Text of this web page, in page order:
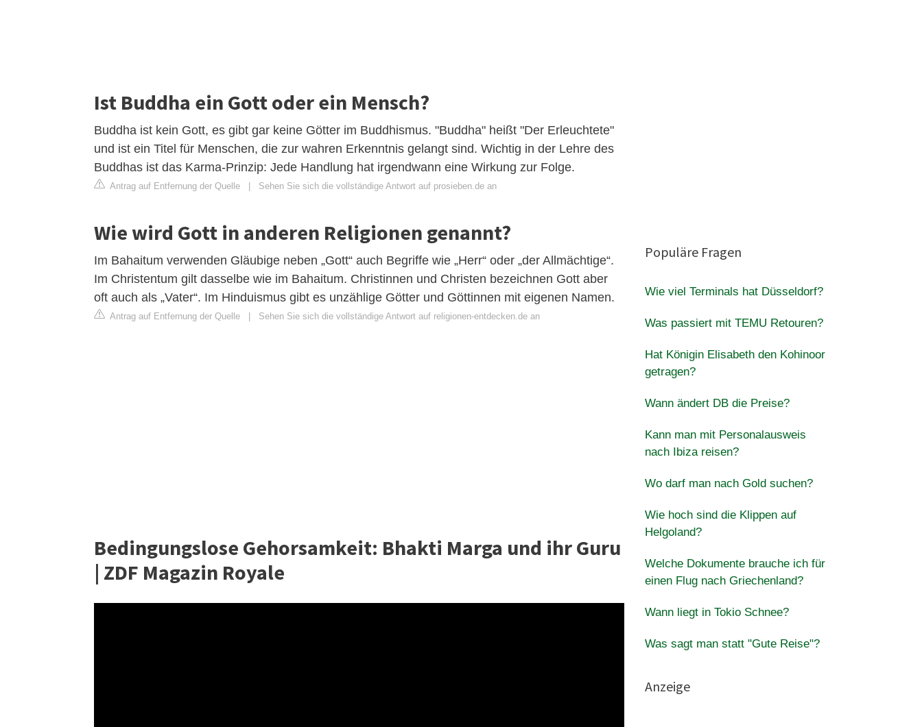
Ist Buddha ein Gott oder ein Mensch?
Buddha ist kein Gott, es gibt gar keine Götter im Buddhismus. "Buddha" heißt "Der Erleuchtete"
und ist ein Titel für Menschen, die zur wahren Erkenntnis gelangt sind. Wichtig in der Lehre des
Buddhas ist das Karma-Prinzip: Jede Handlung hat irgendwann eine Wirkung zur Folge.
Antrag auf Entfernung der Quelle Sehen Sie sich die vollständige Antwort auf prosieben.de an
Wie wird Gott in anderen Religionen genannt?
Im Bahaitum verwenden Gläubige neben „Gott“ auch Begriffe wie „Herr“ oder „der Allmächtige“.
Im Christentum gilt dasselbe wie im Bahaitum. Christinnen und Christen bezeichnen Gott aber
oft auch als „Vater“. Im Hinduismus gibt es unzählige Götter und Göttinnen mit eigenen Namen.
Antrag auf Entfernung der Quelle Sehen Sie sich die vollständige Antwort auf religionen-entdecken.de an
Bedingungslose Gehorsamkeit: Bhakti Marga und ihr Guru
| ZDF Magazin Royale
Populäre Fragen
Wie viel Terminals hat Düsseldorf?
Was passiert mit TEMU Retouren?
Hat Königin Elisabeth den Kohinoor
getragen?
Wann ändert DB die Preise?
Kann man mit Personalausweis
nach Ibiza reisen?
Wo darf man nach Gold suchen?
Wie hoch sind die Klippen auf
Helgoland?
Welche Dokumente brauche ich für
einen Flug nach Griechenland?
Wann liegt in Tokio Schnee?
Was sagt man statt "Gute Reise"?
Anzeige